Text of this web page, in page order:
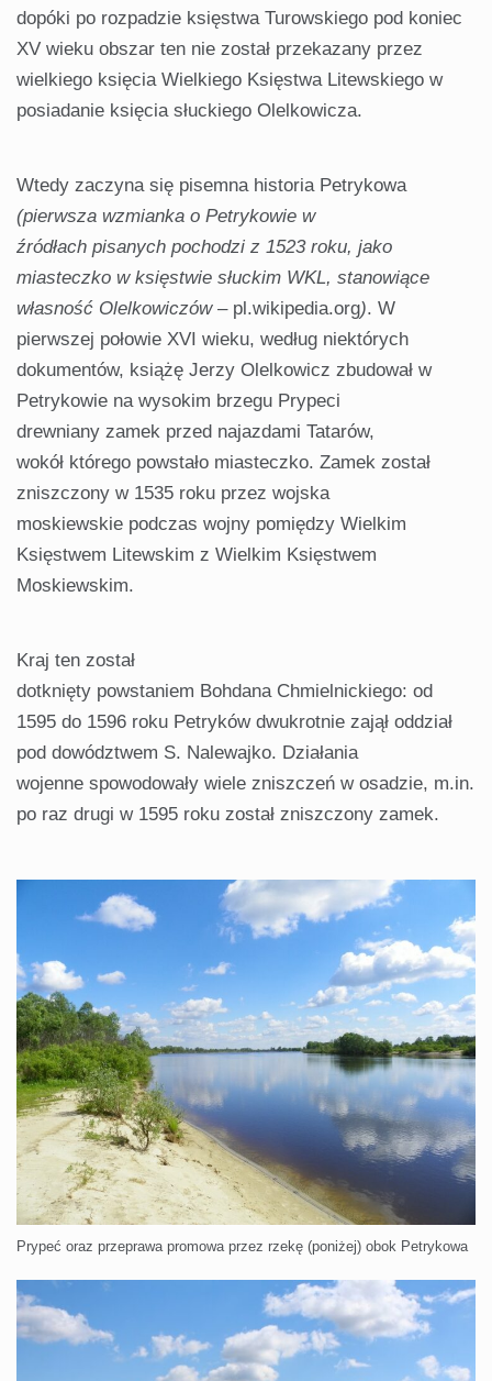
dopóki po rozpadzie księstwa Turowskiego pod koniec
XV wieku obszar ten nie został przekazany przez
wielkiego księcia Wielkiego Księstwa Litewskiego w
posiadanie księcia słuckiego Olelkowicza.
Wtedy zaczyna się pisemna historia Petrykowa
(pierwsza wzmianka o Petrykowie w
źródłach pisanych pochodzi z 1523 roku, jako
miasteczko w księstwie słuckim WKL, stanowiące
własność Olelkowiczów– pl.wikipedia.org). W
pierwszej połowie XVI wieku, według niektórych
dokumentów, książę Jerzy Olelkowicz zbudował w
Petrykowie na wysokim brzegu Prypeci
drewniany zamek przed najazdami Tatarów,
wokół którego powstało miasteczko. Zamek został
zniszczony w 1535 roku przez wojska
moskiewskie podczas wojny pomiędzy Wielkim
Księstwem Litewskim z Wielkim Księstwem
Moskiewskim.
Kraj ten został
dotknięty powstaniem Bohdana Chmielnickiego: od
1595 do 1596 roku Petryków dwukrotnie zajął oddział
pod dowództwem S. Nalewajko. Działania
wojenne spowodowały wiele zniszczeń w osadzie, m.in.
po raz drugi w 1595 roku został zniszczony zamek.
Prypeć oraz przeprawa promowa przez rzekę (poniżej) obok Petrykowa